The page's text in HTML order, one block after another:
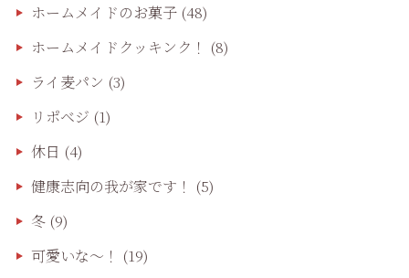
ホームメイドのお菓子(48)
ホームメイドクッキンク！ (8)
ライ麦パン (3)
リポベジ (1)
休日 (4)
健康志向の我が家です！ (5)
冬(9)
可愛いな〜！ (19)